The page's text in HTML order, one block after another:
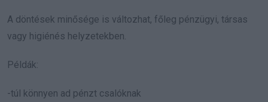
A döntések minősége is változhat, főleg pénzügyi, társas
vagy higiénés helyzetekben.
Példák:
-túl könnyen ad pénzt csalóknak